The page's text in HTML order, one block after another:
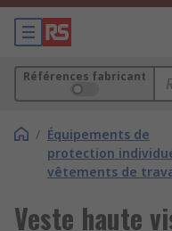
Références fabricant
/ Équipements de
protection
vêtements de
Veste haute